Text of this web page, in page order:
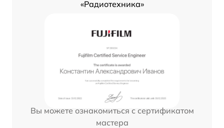
«Радиотехника»
Вы можете ознакомиться с сертификатом
мастера